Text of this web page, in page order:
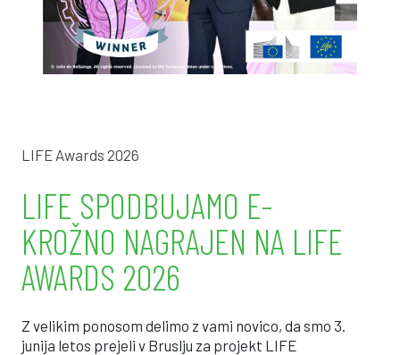
LIFE Awards 2026
LIFE SPODBUJAMO E-
KROŽNO NAGRAJEN NA LIFE
AWARDS 2026
Z velikim ponosom delimo z vami novico, da smo 3.
junija letos prejeli v Bruslju za projekt LIFE